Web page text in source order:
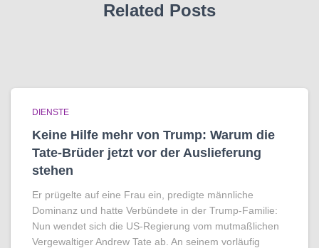
Related Posts
DIENSTE
Keine Hilfe mehr von Trump: Warum die
Tate-Brüder jetzt vor der Auslieferung
stehen
Er prügelte auf eine Frau ein, predigte männliche
Dominanz und hatte Verbündete in der Trump-Familie:
Nun wendet sich die US-Regierung vom mutmaßlichen
Vergewaltiger Andrew Tate ab. An seinem vorläufig